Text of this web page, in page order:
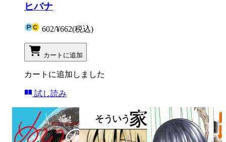
ヒバナ
602/¥662(税込)
カートに追加
カートに追加しました
試し読み